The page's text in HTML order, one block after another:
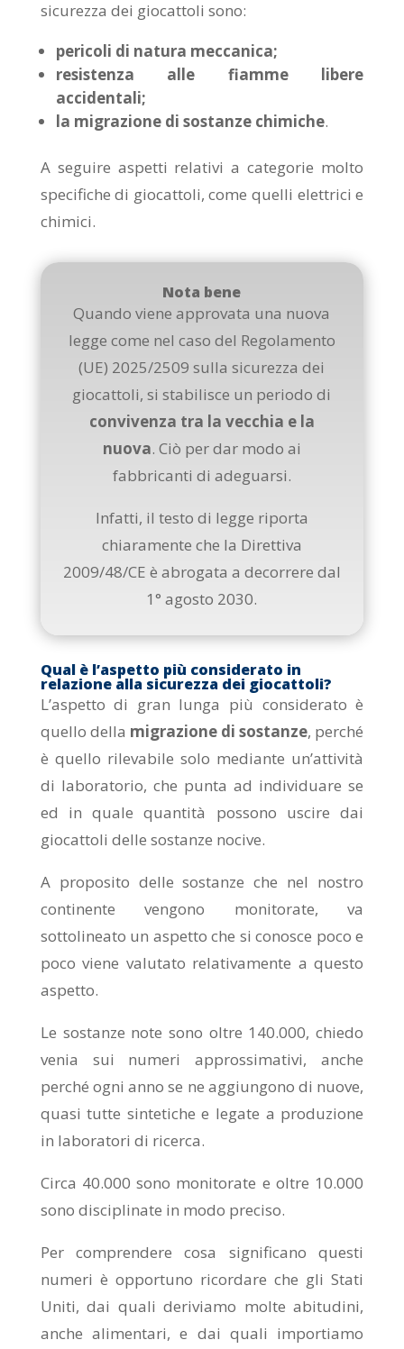
sicurezza dei giocattoli sono:
pericoli di natura meccanica;
resistenza alle fiamme libere
accidentali;
la migrazione di sostanze chimiche.
A seguire aspetti relativi a categorie molto
specifiche di giocattoli, come quelli elettrici e
chimici.
Nota bene
Quando viene approvata una nuova
legge come nel caso del Regolamento
(UE) 2025/2509 sulla sicurezza dei
giocattoli, si stabilisce un periodo di
convivenza tra la vecchia e la
nuova. Ciò per dar modo ai
fabbricanti di adeguarsi.
Infatti, il testo di legge riporta
chiaramente che la Direttiva
2009/48/CE è abrogata a decorrere dal
1° agosto 2030.
Qual è l’aspetto più considerato in
relazione alla sicurezza dei giocattoli?
L’aspetto di gran lunga più considerato è
quello della migrazione di sostanze, perché
è quello rilevabile solo mediante un’attività
di laboratorio, che punta ad individuare se
ed in quale quantità possono uscire dai
giocattoli delle sostanze nocive.
A proposito delle sostanze che nel nostro
continente vengono monitorate, va
sottolineato un aspetto che si conosce poco e
poco viene valutato relativamente a questo
aspetto.
Le sostanze note sono oltre 140.000, chiedo
venia sui numeri approssimativi, anche
perché ogni anno se ne aggiungono di nuove,
quasi tutte sintetiche e legate a produzione
in laboratori di ricerca.
Circa 40.000 sono monitorate e oltre 10.000
sono disciplinate in modo preciso.
Per comprendere cosa significano questi
numeri è opportuno ricordare che gli Stati
Uniti, dai quali deriviamo molte abitudini,
anche alimentari, e dai quali importiamo